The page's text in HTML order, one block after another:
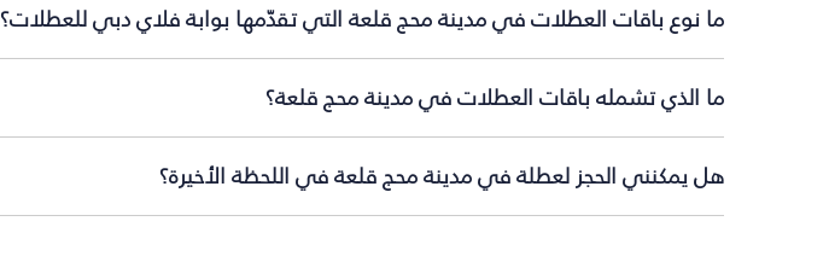
ما نوع باقات العطلات في مدينة محج قلعة التي تقدّمها بوابة فلاي دبي للعطلات؟
ما الذي تشمله باقات العطلات في مدينة محج قلعة؟
هل يمكنني الحجز لعطلة في مدينة محج قلعة في اللحظة الأخيرة؟